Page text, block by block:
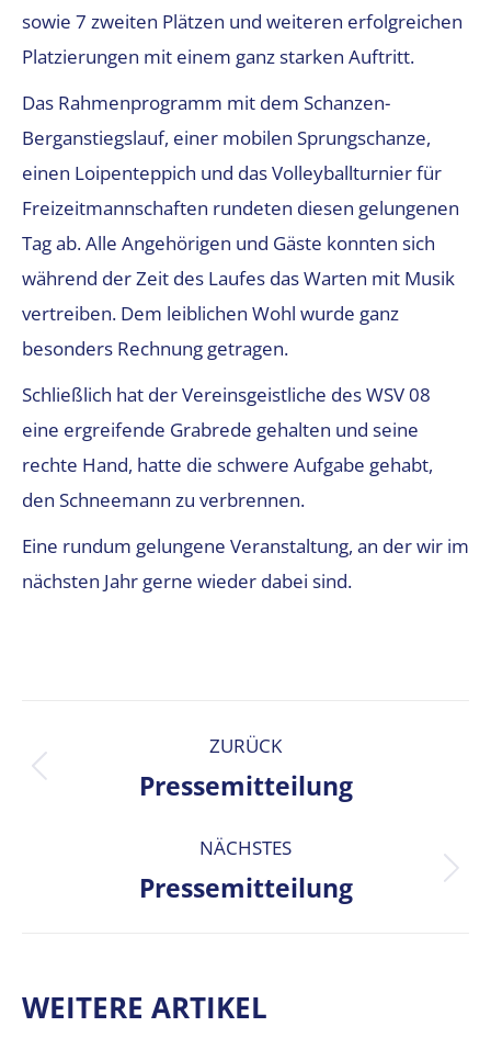
sowie 7 zweiten Plätzen und weiteren erfolgreichen
Platzierungen mit einem ganz starken Auftritt.
Das Rahmenprogramm mit dem Schanzen-
Berganstiegslauf, einer mobilen Sprungschanze,
einen Loipenteppich und das Volleyballturnier für
Freizeitmannschaften rundeten diesen gelungenen
Tag ab. Alle Angehörigen und Gäste konnten sich
während der Zeit des Laufes das Warten mit Musik
vertreiben. Dem leiblichen Wohl wurde ganz
besonders Rechnung getragen.
Schließlich hat der Vereinsgeistliche des WSV 08
eine ergreifende Grabrede gehalten und seine
rechte Hand, hatte die schwere Aufgabe gehabt,
den Schneemann zu verbrennen.
Eine rundum gelungene Veranstaltung, an der wir im
nächsten Jahr gerne wieder dabei sind.
ZURÜCK
Vorheriger
Pressemitteilung
NÄCHSTES
Nächster
Pressemitteilung
WEITERE ARTIKEL